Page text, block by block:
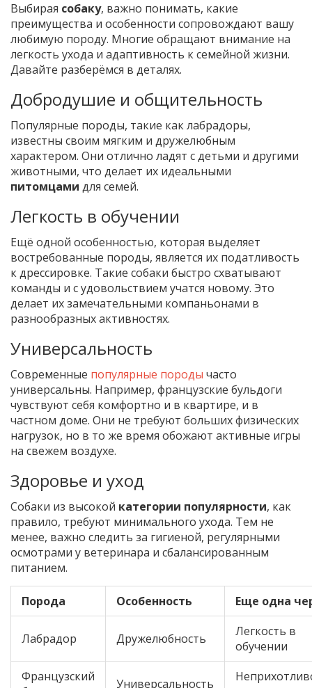
Выбирая собаку, важно понимать, какие
преимущества и особенности сопровождают вашу
любимую породу. Многие обращают внимание на
легкость ухода и адаптивность к семейной жизни.
Давайте разберёмся в деталях.
Добродушие и общительность
Популярные породы, такие как лабрадоры,
известны своим мягким и дружелюбным
характером. Они отлично ладят с детьми и другими
животными, что делает их идеальными
питомцами для семей.
Легкость в обучении
Ещё одной особенностью, которая выделяет
востребованные породы, является их податливость
к дрессировке. Такие собаки быстро схватывают
команды и с удовольствием учатся новому. Это
делает их замечательными компаньонами в
разнообразных активностях.
Универсальность
Современные популярные породы часто
универсальны. Например, французские бульдоги
чувствуют себя комфортно и в квартире, и в
частном доме. Они не требуют больших физических
нагрузок, но в то же время обожают активные игры
на свежем воздухе.
Здоровье и уход
Собаки из высокой категории популярности, как
правило, требуют минимального ухода. Тем не
менее, важно следить за гигиеной, регулярными
осмотрами у ветеринара и сбалансированным
питанием.
Порода Особенность Еще одна
Лабрадор Дружелюбность
Легкость в
обучении
Французский
Универсальность